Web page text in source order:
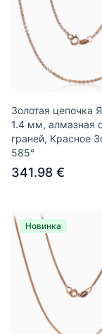
Золотая цепочка
1.4 мм, алмазная
граней, Красное
585°
341.98 €
Новинка